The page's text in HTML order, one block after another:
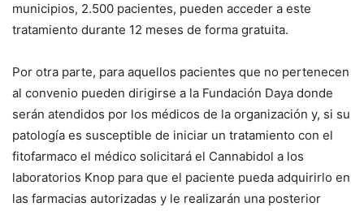
municipios, 2.500 pacientes, pueden acceder a este
tratamiento durante 12 meses de forma gratuita.
Por otra parte, para aquellos pacientes que no pertenecen
al convenio pueden dirigirse a la Fundación Daya donde
serán atendidos por los médicos de la organización y, si su
patología es susceptible de iniciar un tratamiento con el
fitofarmaco el médico solicitará el Cannabidol a los
laboratorios Knop para que el paciente pueda adquirirlo en
las farmacias autorizadas y le realizarán una posterior